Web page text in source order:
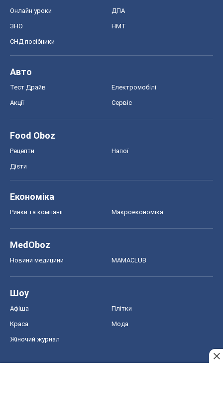
Онлайн уроки ДПА
ЗНО НМТ
СНД посібники
Авто
Тест Драйв Електромобілі
Акції Сервіс
Food Oboz
Рецепти Напої
Дієти
Економіка
Ринки та компанії Макроекономіка
MedOboz
Новини медицини MAMACLUB
Шоу
Афіша Плітки
Краса Мода
Жіночий журнал